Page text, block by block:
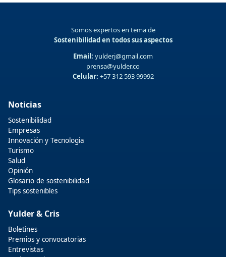
Somos expertos en tema de
Sostenibilidad en todos sus aspectos
Email: yulderj@gmail.com
prensa@yulder.co
Celular: +57 312 593 99992
Noticias
Sostenibilidad
Empresas
Innovación y Tecnologia
Turismo
Salud
Opinión
Glosario de sostenibilidad
Tips sostenibles
Yulder & Cris
Boletines
Premios y convocatorias
Entrevistas